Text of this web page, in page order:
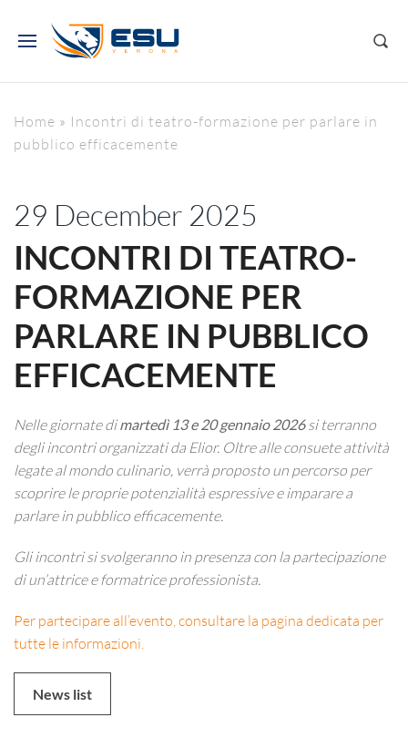
Home » Incontri di teatro-formazione per parlare in
pubblico efficacemente
29 December 2025
INCONTRI DI TEATRO-
FORMAZIONE PER
PARLARE IN PUBBLICO
EFFICACEMENTE
Nelle giornate dimartedì 13 e 20 gennaio 2026si terranno
degli incontri organizzati da Elior. Oltre alle consuete attività
legate al mondo culinario, verrà proposto un percorso per
scoprire le proprie potenzialità espressive e imparare a
parlare in pubblico efficacemente.
Gli incontri si svolgeranno in presenza con la partecipazione
di un’attrice e formatrice professionista.
Per partecipare all’evento, consultare la pagina dedicata per
tutte le informazioni.
News list